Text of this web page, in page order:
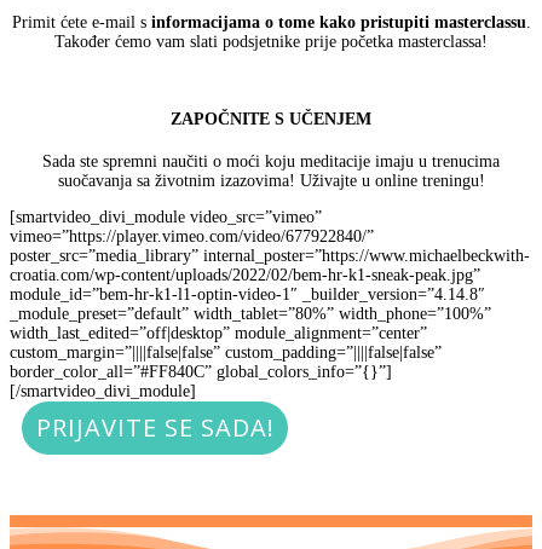
Primit ćete e-mail s informacijama o tome kako pristupiti masterclassu
Također ćemo vam slati podsjetnike prije početka masterclassa!
ZAPOČNITE S UČENJEM
Sada ste spremni naučiti o moći koju meditacije imaju u trenucima
suočavanja sa životnim izazovima! Uživajte u online treningu!
[smartvideo_divi_module video_src=”vimeo”
vimeo=”https://player.vimeo.com/video/677922840/”
poster_src=”media_library” internal_poster=”https://www.michaelbeckwith-
croatia.com/wp-content/uploads/2022/02/bem-hr-k1-sneak-peak.jpg”
module_id=”bem-hr-k1-l1-optin-video-1″ _builder_version=”4.14.8″
_module_preset=”default” width_tablet=”80%” width_phone=”100%”
width_last_edited=”off|desktop” module_alignment=”center”
custom_margin=”||||false|false” custom_padding=”||||false|false”
border_color_all=”#FF840C” global_colors_info=”{}”]
[/smartvideo_divi_module]
PRIJAVITE SE SADA!